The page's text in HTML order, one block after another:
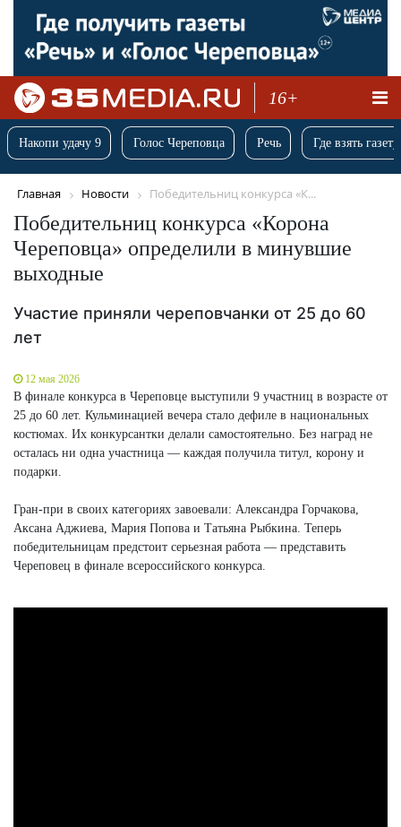
16+
Накопи удачу 9 Голос Череповца Речь Где взять
Главная Новости Победительниц конкурса «К...
Победительниц конкурса «Корона
Череповца» определили в минувшие
выходные
Участие приняли череповчанки от 25 до 60
лет
12 мая 2026
В финале конкурса в Череповце выступили 9 участниц в возрасте от
25 до 60 лет. Кульминацией вечера стало дефиле в национальных
костюмах. Их конкурсантки делали самостоятельно. Без наград не
осталась ни одна участница — каждая получила титул, корону и
подарки.
Гран-при в своих категориях завоевали: Александра Горчакова,
Аксана Аджиева, Мария Попова и Татьяна Рыбкина. Теперь
победительницам предстоит серьезная работа — представить
Череповец в финале всероссийского конкурса.